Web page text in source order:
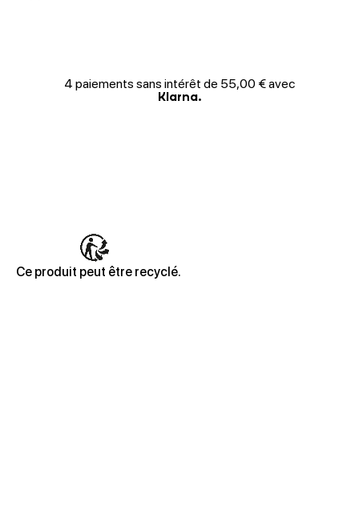
4 paiements sans intérêt de 55,00 € avec
Klarna.
Ce produit peut être recyclé.